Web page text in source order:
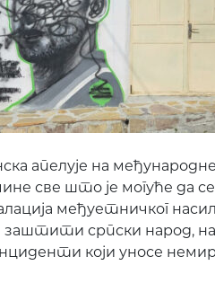
апелује на
све што је могуће да
међуетничког
заштити српски народ,
који уносе